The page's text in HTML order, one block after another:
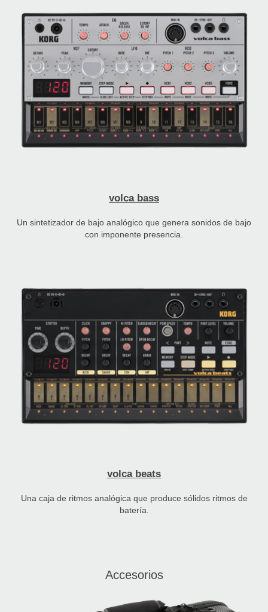
volca bass
Un sintetizador de bajo analógico que genera sonidos de bajo
con imponente presencia.
volca beats
Una caja de ritmos analógica que produce sólidos ritmos de
batería.
Accesorios